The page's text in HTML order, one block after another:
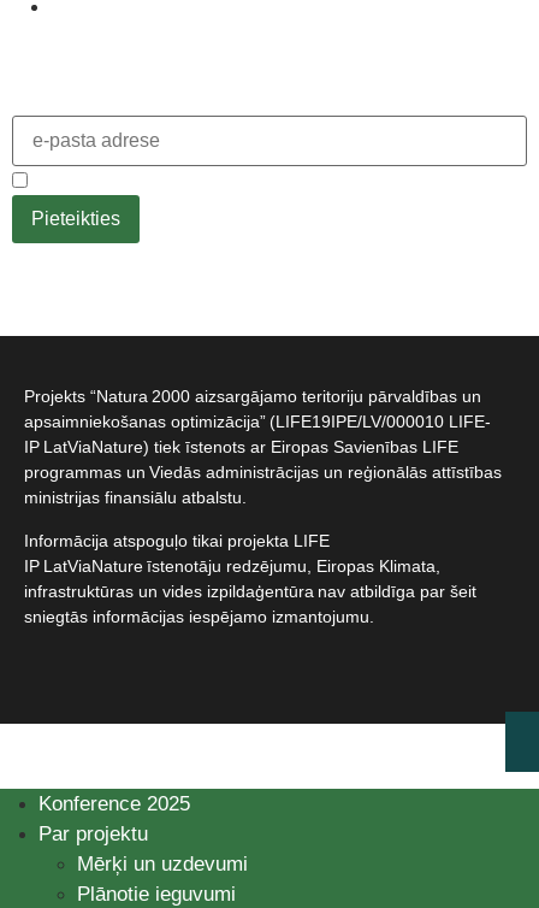
Projekts “Natura 2000 aizsargājamo teritoriju pārvaldības un
apsaimniekošanas optimizācija” (LIFE19IPE/LV/000010 LIFE-
IP LatViaNature) tiek īstenots ar Eiropas Savienības LIFE
programmas un Viedās administrācijas un reģionālās attīstības
ministrijas finansiālu atbalstu.​
Informācija atspoguļo tikai projekta LIFE
IP LatViaNature īstenotāju redzējumu, Eiropas Klimata,
infrastruktūras un vides izpildaģentūra nav atbildīga par šeit
sniegtās informācijas iespējamo izmantojumu.​
Konference 2025
Par projektu
Mērķi un uzdevumi
Plānotie ieguvumi